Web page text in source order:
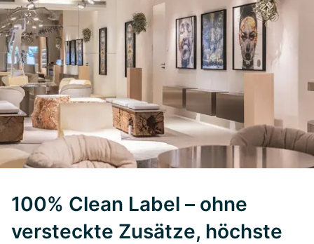
100% Clean Label – ohne
versteckte Zusätze, höchste